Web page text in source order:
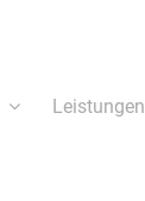
Leistungen